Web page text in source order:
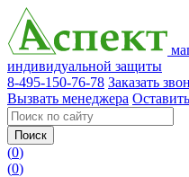
индивидуальной защиты
8-495-150-76-78 Заказать
Вызвать менеджера
Поиск
(0)
(0)